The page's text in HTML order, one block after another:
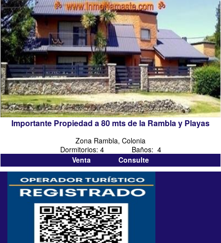
Importante Propiedad a 80 mts de la Rambla y Playas
Zona Rambla, Colonia
Dormitorios: 4 Baños: 4
Venta Consulte